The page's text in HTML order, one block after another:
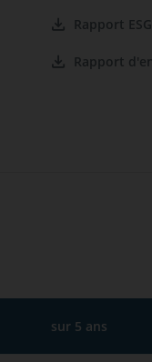
Rapport ESG
Rapport
sur 5 ans